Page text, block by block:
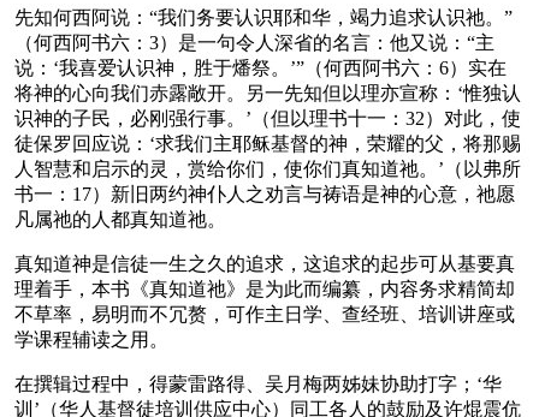
先知何西阿说：“我们务要认识耶和华，竭力追求认识祂。”
（何西阿书六：3）是一句令人深省的名言：他又说：“主
说：‘我喜爱认识神，胜于燔祭。’”（何西阿书六：6）实在
将神的心向我们赤露敞开。另一先知但以理亦宣称：‘惟独认
识神的子民，必刚强行事。’（但以理书十一：32）对此，使
徒保罗回应说：‘求我们主耶稣基督的神，荣耀的父，将那赐
人智慧和启示的灵，赏给你们，使你们真知道祂。’（以弗所
书一：17）新旧两约神仆人之劝言与祷语是神的心意，祂愿
凡属祂的人都真知道祂。
真知道神是信徒一生之久的追求，这追求的起步可从基要真
理着手，本书《真知道祂》是为此而编纂，内容务求精简却
不草率，易明而不冗赘，可作主日学、查经班、培训讲座或
学课程辅读之用。
在撰辑过程中，得蒙雷路得、吴月梅两姊妹协助打字；‘华
训’（华人基督徒培训供应中心）同工各人的鼓励及许焜震伉